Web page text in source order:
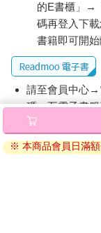
的E書櫃」→
碼再登入下
書籍即可開始
請至會員中心→
碼』至電子書
退換貨須知：
因版權保護，
※ 本商品會員日滿